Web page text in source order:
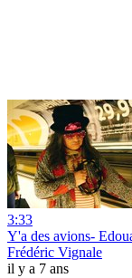
3:33
Y'a des avions-
Frédéric Vignale
il y a 7 ans